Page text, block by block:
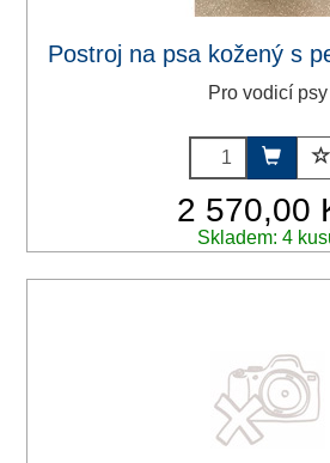
Postroj na psa kožený s
Pro vodicí psy
2 570,00
Skladem: 4